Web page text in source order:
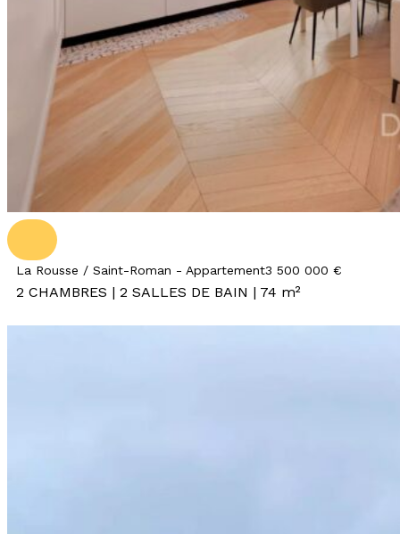
La Rousse / Saint-Roman - Appartement3 500 000 €
2 CHAMBRES | 2 SALLES DE BAIN | 74 m²